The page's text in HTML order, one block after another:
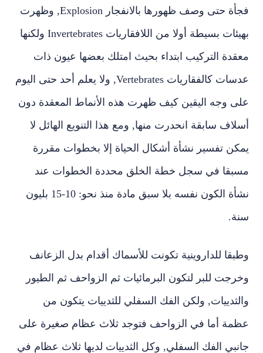
فجأة حتى وصف ظهورها بالانفجار Explosion, وظهرت
بهيئات بسيطة أولا من اللافقاريات Invertebrates ولكنها
معقدة التركيب ابتداء بحيث امتلك بعضها عيون ذات
عدسات كالفقاريات Vertebrates, ولا يعلم أحد حتى اليوم
على وجه اليقين كيف ظهرت هذه الأنماط المعقدة دون
أسلاف سابقة انحدرت منها, ومع هذا التنويع الهائل لا
يمكن تفسير نشأة أشكال الحياة إلا بخطوات مقررة
مسبقا في سجل خطة الخلق محددة الخطوات عند
نشأة الكون نفسه بلا سبق مادة منذ نحو: 10-15 بليون
سنة.
وطبقا للداروينية تكونت للأسماك أقدام بدل الزعانف
وخرجت للبر لتكون البرمائيات ثم الزواحف ثم الطيور
والثدييات, ولكن الفك السفلي للثدييات يتكون من
عظمة أما في الزواحف فتوجد ثلاث عظام صغيرة على
جانبي الفك السفلي, وكل الثدييات لديها ثلاث عظام في